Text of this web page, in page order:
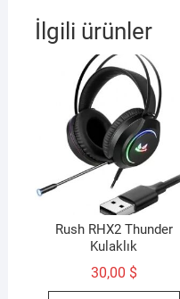
İlgili ürünler
Rush RHX2 Thunder
Kulaklık
30,00 $